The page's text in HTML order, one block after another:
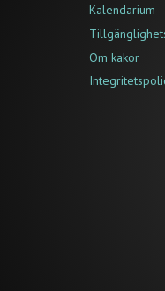
Kalendarium
Om kakor